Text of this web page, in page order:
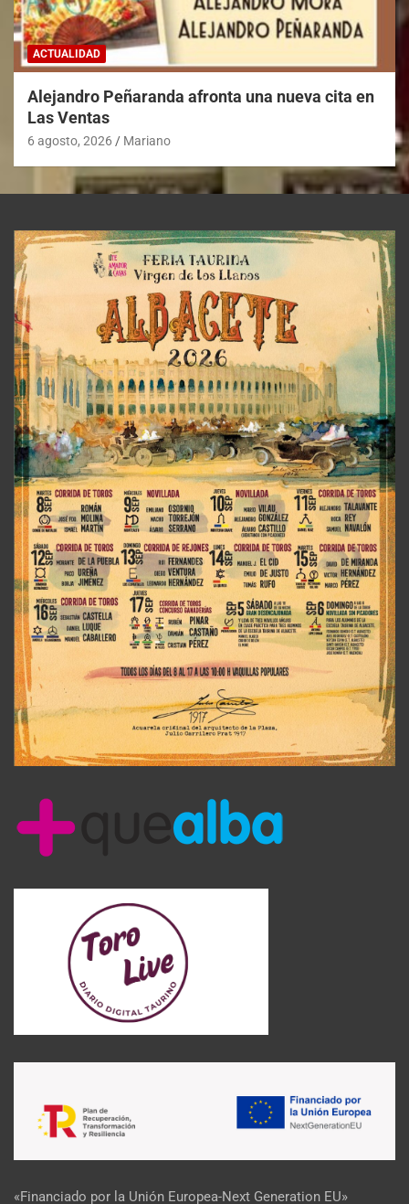
ACTUALIDAD
Alejandro Peñaranda afronta una nueva cita en
Las Ventas
6 agosto, 2026 Mariano
«Financiado por la Unión Europea-Next Generation EU»